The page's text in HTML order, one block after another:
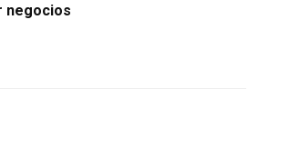
negocios